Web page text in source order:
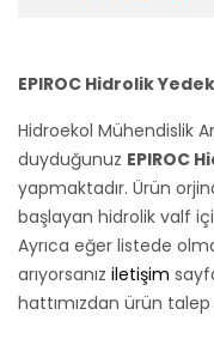
EPIROC Hidrolik
Hidroekol Mühendislik
duyduğunuz EPIROC
yapmaktadır. Ürün
başlayan hidrolik valf
Ayrıca eğer listede
arıyorsanız iletişim
hattımızdan ürün talep